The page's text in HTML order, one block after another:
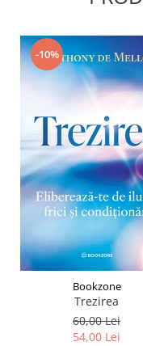
-10%
Bookzone
Trezirea
60,00 Lei
54,00 Lei